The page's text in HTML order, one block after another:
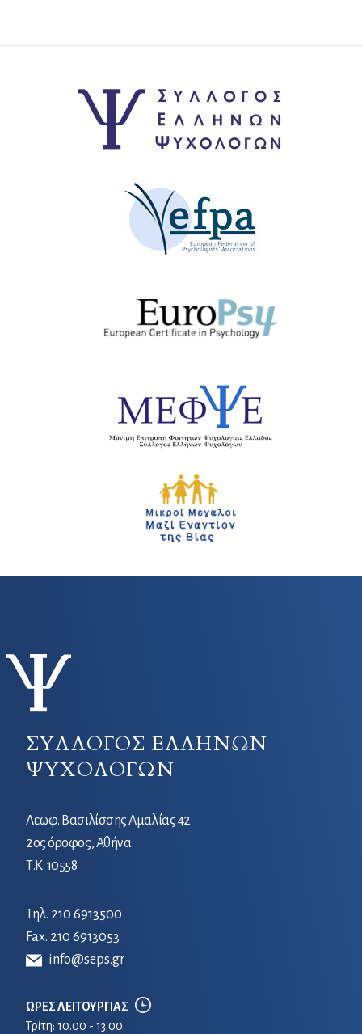
ΣΥΛΛΟΓΟΣ ΕΛΛΗΝΩΝ
ΨΥΧΟΛΟΓΩΝ
Λεωφ. Βασιλίσσης Αμαλίας 42
2ος όροφος, Αθήνα
Τ.Κ. 10558
Τηλ. 210 6913500
Fax. 210 6913053
info@seps.gr
ΩΡΕΣ ΛΕΙΤΟΥΡΓΙΑΣ
Τρίτη: 10.00 - 13.00